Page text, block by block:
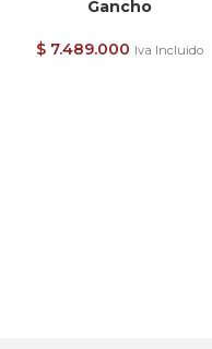
Gancho
$ 7.489.000 Iva Incluido